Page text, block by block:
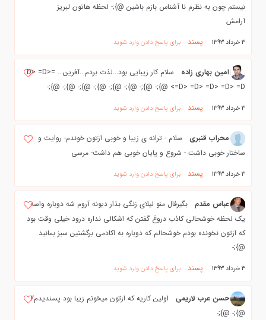
نیستم چون به نظرم نا آشناس بازم باشین @};- لحظه هاتون لبریز
آرامش
3 خرداد 1393 پسند برای پاسخ دادن وارد شوید
امین بهاری زاده
سلام کار زیبایی بود...لذت بردم...آفرین... =D> =D>
=D> =D> =D> =D> =D> @};- @};- @};- @};- @};- @};- @};- @};-
3 خرداد 1393 پسند برای پاسخ دادن وارد شوید
محراب قنبری
سلام - ترانه ی زیبا و خوبی ازتون خوندم- روایت و
ساختار خوبی داشت - شروع و پایان خوبی هم داشت- مرسی
3 خرداد 1393 پسند برای پاسخ دادن وارد شوید
عباس مقدم
بگیرفال منو لیلای زنگی بذار دیونه آروم شه دوباره واسه
یک لحظه خوشحالی کاذب دروغ گفتن که اشکالی نداره درود خیلی وقت بود
که ازتون نخونده بودم خوشحالم که دوباره به اکادمی برگشتین سبز بمانید
@};-
3 خرداد 1393 پسند برای پاسخ دادن وارد شوید
حسن عرب لاریمی
اولین کاریه که ازتون میخونم زیبا بود پسندیدم2
@};- @};-